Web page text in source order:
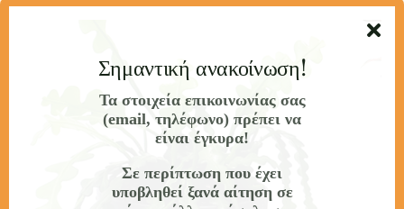
συνεργάζονται σε διεθνές περιβάλλον και να
προσεγγίζουν κριτικά τις πηγές του ελληνικού
Σε προσωπικό επίπεδο, το μάθημα καλλιεργεί
ερευνητική αυτονομία και ευαισθησία απέναντι στη
Σημαντική ανακοίνωση!
Τα στοιχεία επικοινωνίας σας
(email, τηλέφωνο) πρέπει να
είναι έγκυρα!
Σε περίπτωση που έχει
υποβληθεί ξανά αίτηση σε